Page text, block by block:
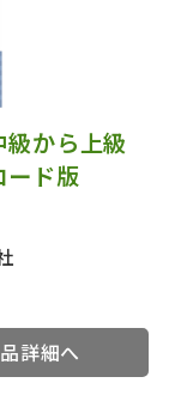
から上級
ド版
詳細へ